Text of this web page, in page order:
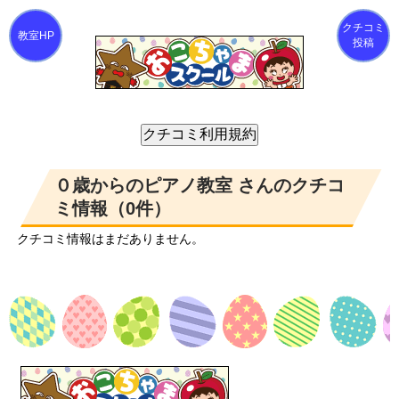
クチコミ
投稿
０歳からのピアノ教室 さんのクチコ
ミ情報（0件）
クチコミ情報はまだありません。